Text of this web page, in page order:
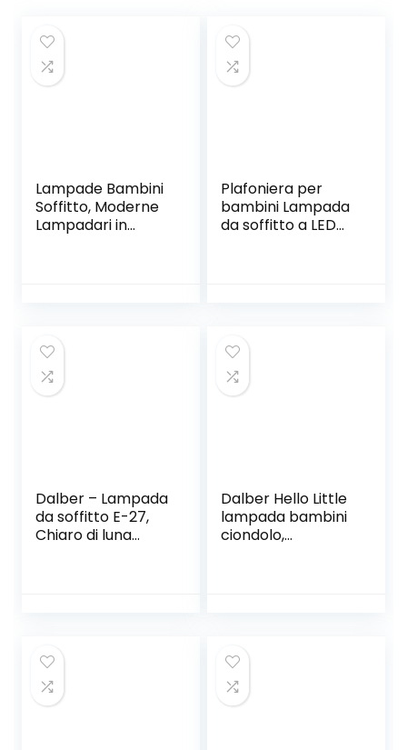
Lampade Bambini
Soffitto, Moderne
Lampadari in
Cameretta,
Camere Da Letto,
Aule, Soggiorni (8
Plafoniera per
bambini Lampada
da soffitto a LED
Lampadario per
Camerette
Ragazzi con
Dalber – Lampada
da soffitto E-27,
Chiaro di luna
Dalber Hello Little
lampada bambini
ciondolo,